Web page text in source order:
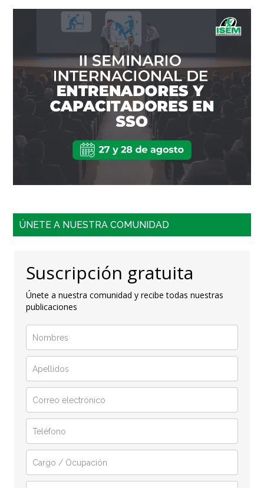
ÚNETE A NUESTRA COMUNIDAD
Suscripción gratuita
Únete a nuestra comunidad y recibe todas nuestras
publicaciones